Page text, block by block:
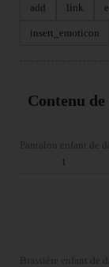
add
link
insert_emoticon
Contenu de
Pantalon enfant de
1
Brassière enfant de